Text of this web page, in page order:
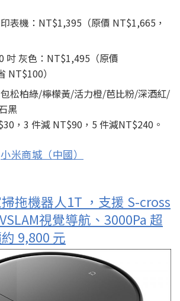
表機：NT$1,395（原價 NT$1,665，
吋 灰色：NT$1,495（原價
NT$100）
松柏綠/檸檬黃/活力橙/芭比粉/深酒紅/
黑
，3 件減 NT$90，5 件減NT$240。
小米商城（中國）
拖機器人1T ，支援 S-cross
視覺導航、3000Pa 超
9,800 元